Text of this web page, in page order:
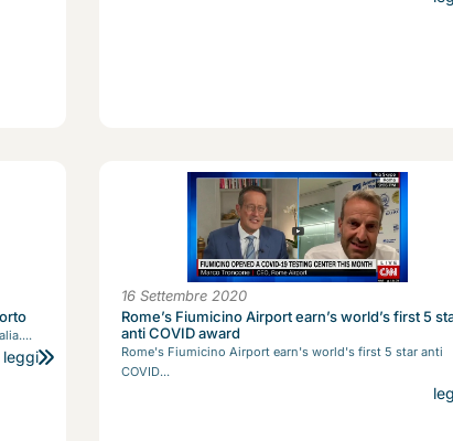
leggi
16 Settembre 2020
Rome’s Fiumicino Airport earn’s world’s first 5
anti COVID award
Rome's Fiumicino Airport earn's world's first 5 star anti
COVID...